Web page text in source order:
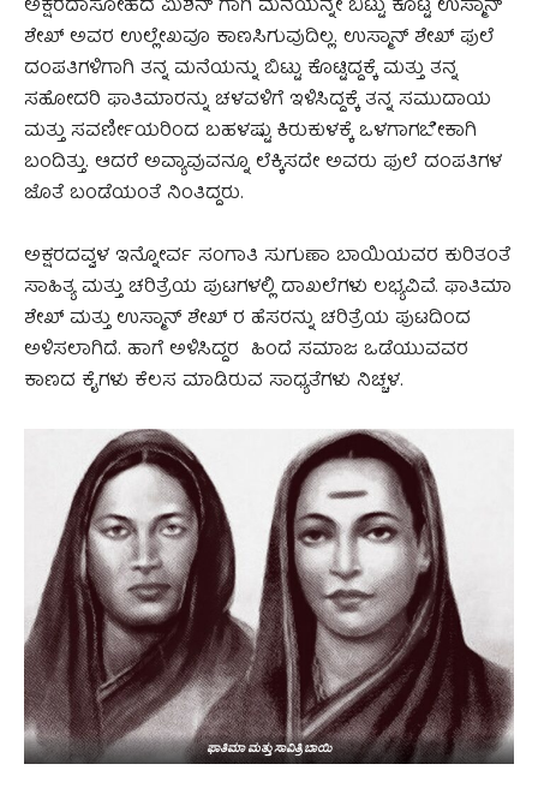
ಅಕ್ಷರದಾಸೋಹದ ಮಿಶನ್ ಗಾಗಿ ಮನೆಯನ್ನೇ ಬಿಟ್ಟು ಕೊಟ್ಟ ಉಸ್ಮಾನ್
ಶೇಖ್ ಅವರ ಉಲ್ಲೇಖವೂ ಕಾಣಸಿಗುವುದಿಲ್ಲ. ಉಸ್ಮಾನ್ ಶೇಖ್ ಫುಲೆ
ದಂಪತಿಗಳಿಗಾಗಿ ತನ್ನ ಮನೆಯನ್ನು ಬಿಟ್ಟು ಕೊಟ್ಟಿದ್ದಕ್ಕೆ ಮತ್ತು ತನ್ನ
ಸಹೋದರಿ ಫಾತಿಮಾರನ್ನು ಚಳವಳಿಗೆ ಇಳಿಸಿದ್ದಕ್ಕೆ ತನ್ನ ಸಮುದಾಯ
ಮತ್ತು‌ ಸವರ್ಣೀಯರಿಂದ ಬಹಳಷ್ಟು ಕಿರುಕುಳಕ್ಕೆ ಒಳಗಾಗಬೇಕಾಗಿ
ಬಂದಿತ್ತು.‌ ಆದರೆ ಅವ್ಯಾವುವನ್ನೂ ಲೆಕ್ಕಿಸದೇ ಅವರು ಫುಲೆ ದಂಪತಿಗಳ
ಜೊತೆ ಬಂಡೆಯಂತೆ ನಿಂತಿದ್ದರು.
ಅಕ್ಷರದವ್ವಳ ಇನ್ನೋರ್ವ ಸಂಗಾತಿ ಸುಗುಣಾ ಬಾಯಿಯವರ ಕುರಿತಂತೆ
ಸಾಹಿತ್ಯ ಮತ್ತು ಚರಿತ್ರೆಯ ಪುಟಗಳಲ್ಲಿ ದಾಖಲೆಗಳು ಲಭ್ಯವಿವೆ. ಫಾತಿಮಾ
ಶೇಖ್ ಮತ್ತು‌ ಉಸ್ಮಾನ್ ಶೇಖ್ ರ ಹೆಸರನ್ನು ಚರಿತ್ರೆಯ ಪುಟದಿಂದ
ಅಳಿಸಲಾಗಿದೆ. ಹಾಗೆ ಅಳಿಸಿದ್ದರ ಹಿಂದೆ ಸಮಾಜ ಒಡೆಯುವವರ
ಕಾಣದ ಕೈಗಳು ಕೆಲಸ ಮಾಡಿರುವ ಸಾಧ್ಯತೆಗಳು ನಿಚ್ಚಳ.
ಫಾತಿಮಾ ಮತ್ತು ಸಾವಿತ್ರಿ ಬಾಯಿ